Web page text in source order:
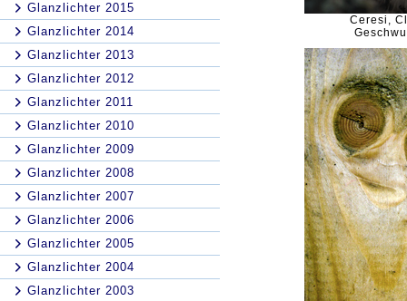
Glanzlichter 2015
Glanzlichter 2014
Glanzlichter 2013
Glanzlichter 2012
Glanzlichter 2011
Glanzlichter 2010
Glanzlichter 2009
Glanzlichter 2008
Glanzlichter 2007
Glanzlichter 2006
Glanzlichter 2005
Glanzlichter 2004
Glanzlichter 2003
Ceresi,